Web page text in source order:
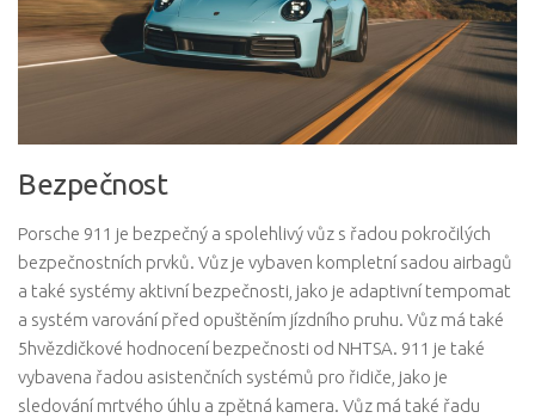
Bezpečnost
Porsche 911 je bezpečný a spolehlivý vůz s řadou pokročilých
bezpečnostních prvků. Vůz je vybaven kompletní sadou airbagů
a také systémy aktivní bezpečnosti, jako je adaptivní tempomat
a systém varování před opuštěním jízdního pruhu. Vůz má také
5hvězdičkové hodnocení bezpečnosti od NHTSA. 911 je také
vybavena řadou asistenčních systémů pro řidiče, jako je
sledování mrtvého úhlu a zpětná kamera. Vůz má také řadu